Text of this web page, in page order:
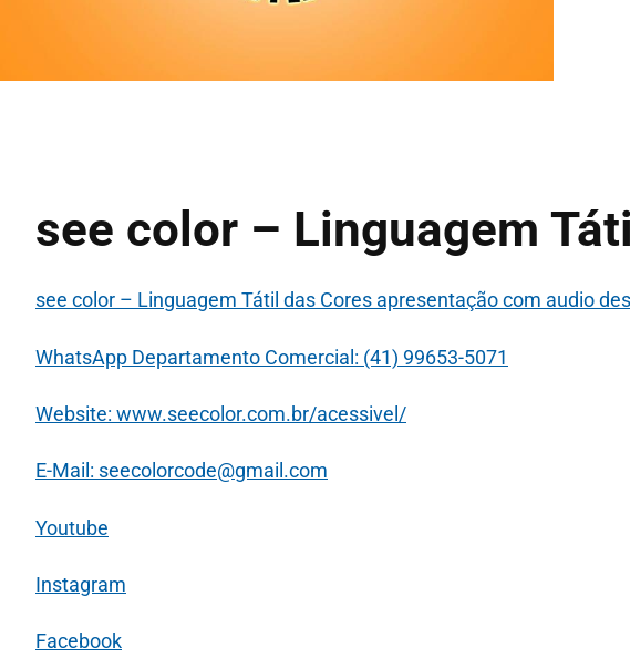
see color – Linguagem
see color – Linguagem Tátil das Cores apresentação com audio
WhatsApp Departamento Comercial: (41) 99653-5071
Website: www.seecolor.com.br/acessivel/
E-Mail: seecolorcode@gmail.com
Youtube
Instagram
Facebook